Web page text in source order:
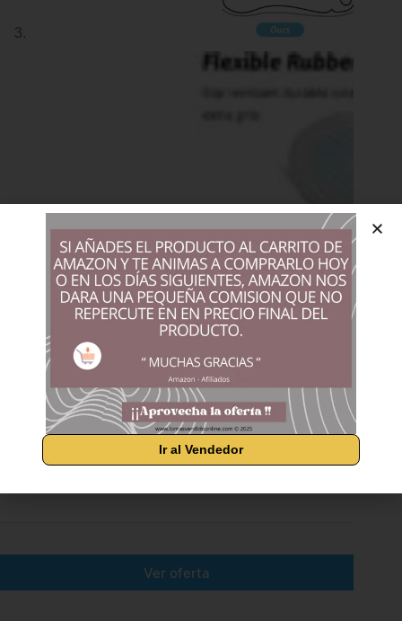
SAGUARO Zapatillas Minimalistas Unisex – Zapatillas
minimalistas transpirables y flexibles para caminar de
forma natural. Ideales para actividades suavemente
Ver oferta
Ir al Vendedor